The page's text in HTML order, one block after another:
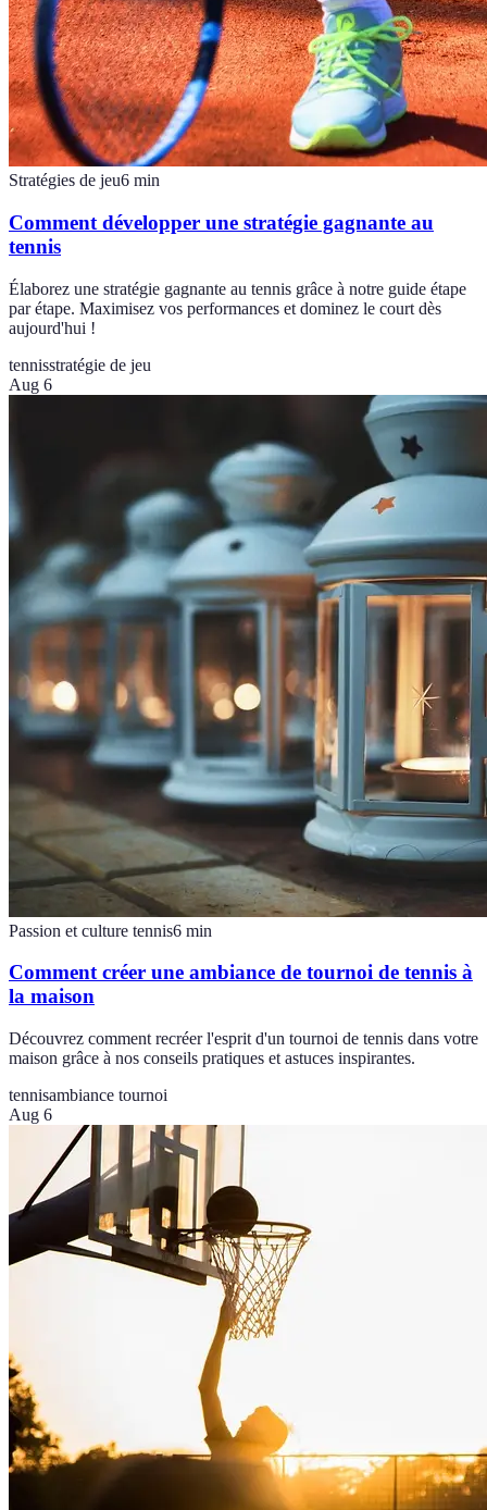
Stratégies de jeu6 min
Comment développer une stratégie gagnante au
tennis
Élaborez une stratégie gagnante au tennis grâce à notre guide étape
par étape. Maximisez vos performances et dominez le court dès
aujourd'hui !
tennisstratégie de jeu
Aug 6
Passion et culture tennis6 min
Comment créer une ambiance de tournoi de tennis à
la maison
Découvrez comment recréer l'esprit d'un tournoi de tennis dans votre
maison grâce à nos conseils pratiques et astuces inspirantes.
tennisambiance tournoi
Aug 6